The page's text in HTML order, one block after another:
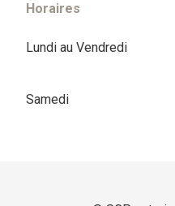
Horaires
Lundi au Vendredi
Samedi